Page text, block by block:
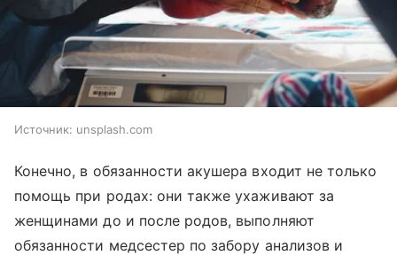
Источник: unsplash.com
Конечно, в обязанности акушера входит не только
помощь при родах: они также ухаживают за
женщинами до и после родов, выполняют
обязанности медсестер по забору анализов и